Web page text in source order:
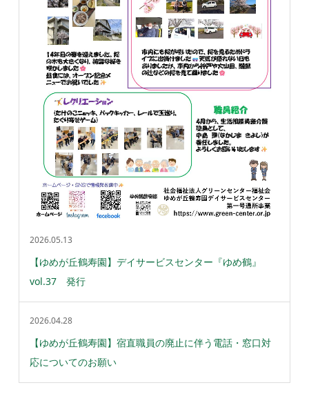
2026.05.13
【ゆめが丘鶴寿園】デイサービスセンター『ゆめ鶴』
vol.37 発行
2026.04.28
【ゆめが丘鶴寿園】宿直職員の廃止に伴う電話・窓口対
応についてのお願い